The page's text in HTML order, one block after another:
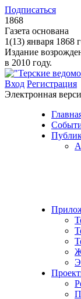
Подписаться
1868
Газета основана
1(13) января 1868
Издание
в 2010 году.
Вход Регистрация
Электронная